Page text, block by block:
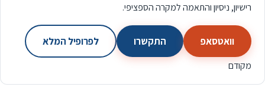
רישיון, ניסיון והתאמה למקרה הספציפי.
וואטסאפ התקשרו לפרופיל המלא
מקודם